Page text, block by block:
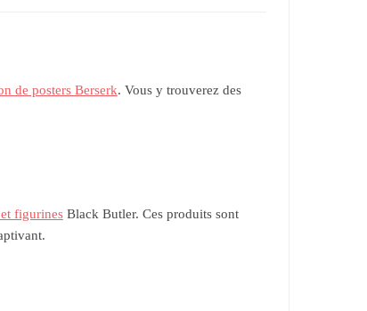
de posters Berserk. Vous y trouverez des
figurinesBlack Butler. Ces produits sont